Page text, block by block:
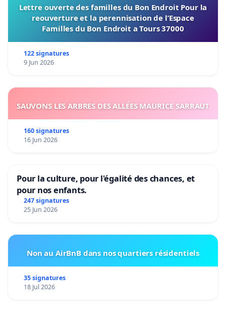
Lettre ouverte des familles du Bon Endroit Pour la
reouverture et la perennisation de l’Espace
Familles du Bon Endroit a Tours 37000
122 signatures
9 Jun 2026
SAUVONS LES ARBRES DES ALLÉES MAURICE SARRAUT
160 signatures
16 Jun 2026
Pour la culture, pour l'égalité des chances, et
pour nos enfants.
247 signatures
25 Jun 2026
Non au AirBnB dans nos quartiers résidentiels
35 signatures
18 Jul 2026